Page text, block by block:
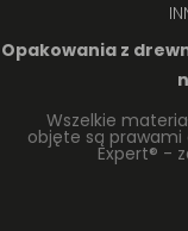
Opakowania z
Wszelkie
objęte są
Expert® -